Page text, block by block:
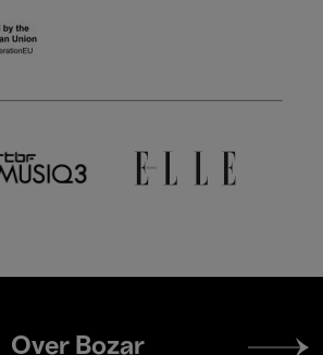
Footer
Over Bozar